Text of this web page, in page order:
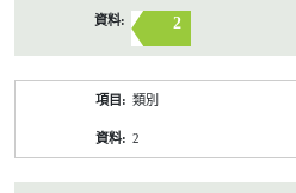
2
類別
2